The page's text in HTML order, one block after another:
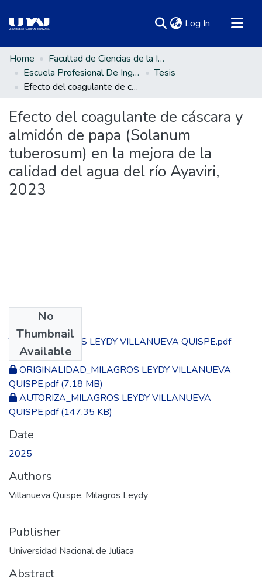
Log In (current)
Communities & Collections
All of DSpace
Statistics
Home
Facultad de Ciencias de la Ingeniería
Escuela Profesional De Ingeniería Ambiental Y Forestal
Tesis
Efecto del coagulante de cáscara y almidón de papa (Solanum tuberosum) en la mejora de la calidad del agua del río Ayaviri, 2023
Efecto del coagulante de cáscara y
almidón de papa (Solanum
tuberosum) en la mejora de la
calidad del agua del río Ayaviri,
2023
No
Thumbnail
Available
TESIS_MILAGROS LEYDY VILLANUEVA QUISPE.pdf
(9.72 MB)
ORIGINALIDAD_MILAGROS LEYDY VILLANUEVA
QUISPE.pdf(7.18 MB)
AUTORIZA_MILAGROS LEYDY VILLANUEVA
QUISPE.pdf(147.35 KB)
Date
2025
Authors
Villanueva Quispe, Milagros Leydy
Publisher
Universidad Nacional de Juliaca
Abstract